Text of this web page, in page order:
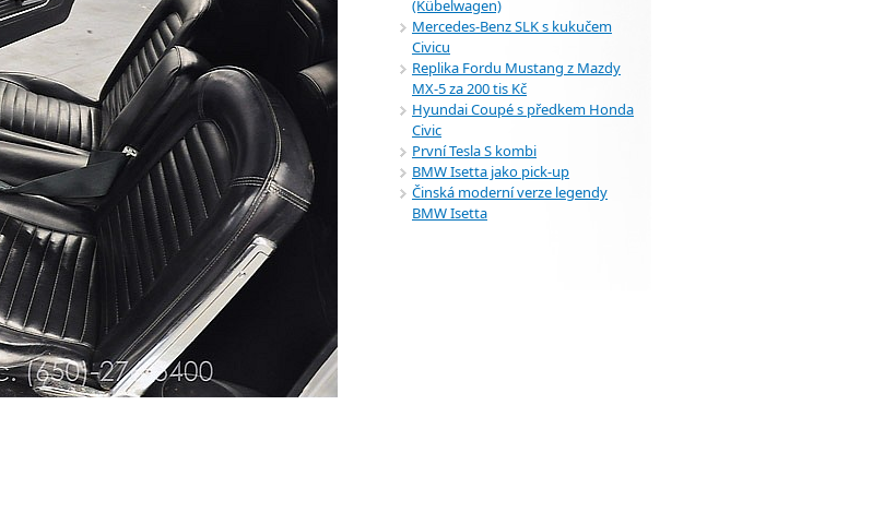
(Kübelwagen)
Mercedes-Benz SLK s kukučem
Civicu
Replika Fordu Mustang z Mazdy
MX-5 za 200 tis Kč
Hyundai Coupé s předkem Honda
Civic
První Tesla S kombi
BMW Isetta jako pick-up
Činská moderní verze legendy
BMW Isetta